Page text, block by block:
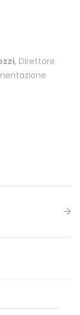
, Direttore